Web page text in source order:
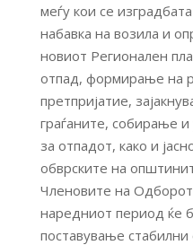
меѓу кои се
набавка на возила и
новиот Регионален
отпад, формирање на
претпријатие,
граѓаните, собирање
за отпадот, како и
обврските на
Членовите на Одборот
наредниот период ќе
поставување